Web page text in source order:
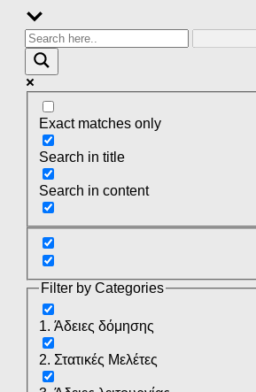
Exact matches only
Search in title
Search in content
Filter by Categories
1. Άδειες δόμησης
2. Στατικές Μελέτες